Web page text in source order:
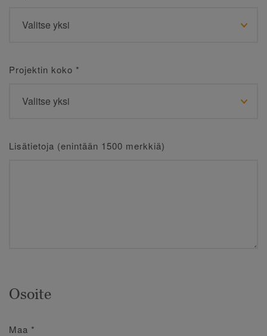
Projektin koko *
Lisätietoja (enintään 1500 merkkiä)
Osoite
Maa *